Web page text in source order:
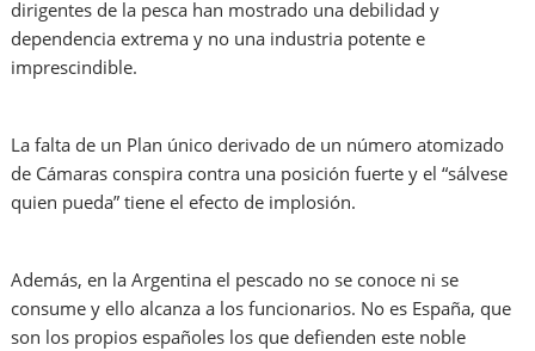
dirigentes de la pesca han mostrado una debilidad y
dependencia extrema y no una industria potente e
imprescindible.
La falta de un Plan único derivado de un número atomizado
de Cámaras conspira contra una posición fuerte y el “sálvese
quien pueda” tiene el efecto de implosión.
Además, en la Argentina el pescado no se conoce ni se
consume y ello alcanza a los funcionarios. No es España, que
son los propios españoles los que defienden este noble